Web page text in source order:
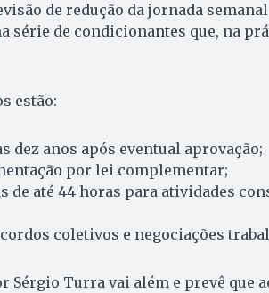
de redução da jornada
série de condicionantes que, na
estão:
dez anos após eventual aprovação;
por lei complementar;
de até 44 horas para atividades
coletivos e negociações
Sérgio Turra vai além e prevê que